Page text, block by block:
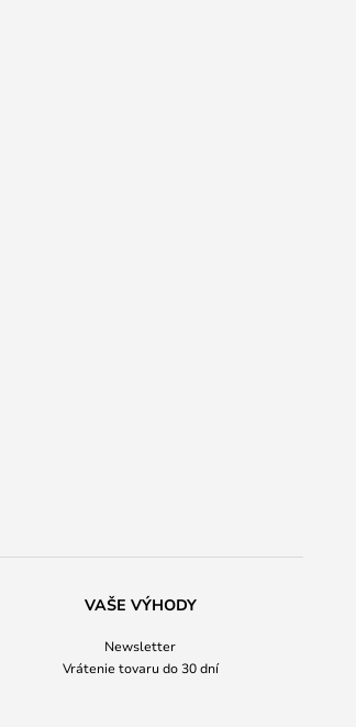
VAŠE VÝHODY
Newsletter
Vrátenie tovaru do 30 dní